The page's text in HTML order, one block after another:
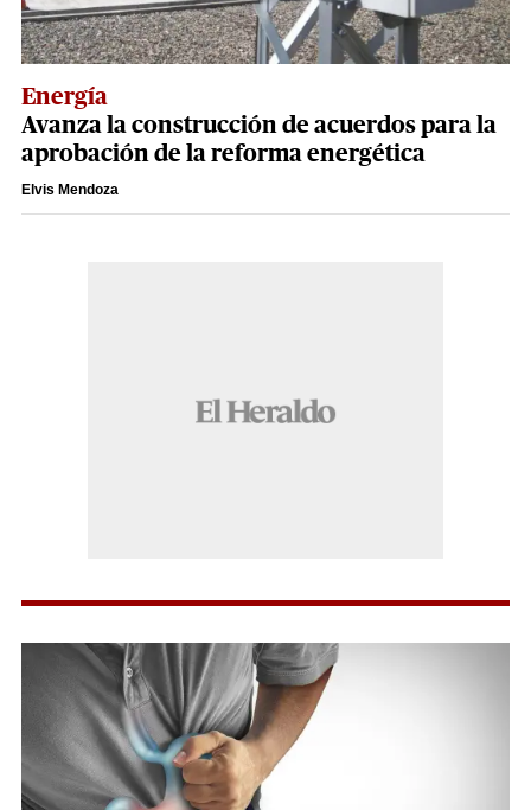
Energía
Avanza la construcción de acuerdos para la
aprobación de la reforma energética
Elvis Mendoza